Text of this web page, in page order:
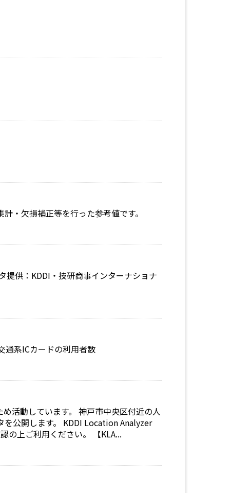
・欠損補正等を行った参考値です。
提供：KDDI・技研商事インターナショナ
通系ICカードの利用者数
活動しています。 神戸市中央区付近の人
公開します。 KDDI Location Analyzer
の上ご利用ください。 【KLA...